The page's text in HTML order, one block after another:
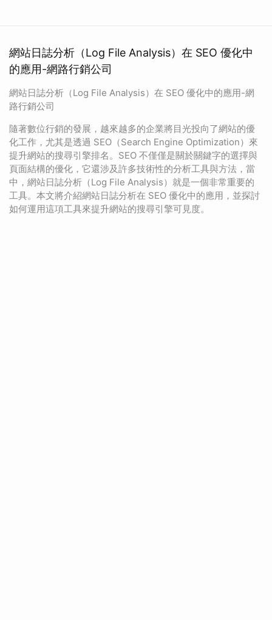
網站日誌分析（Log File Analysis）在 SEO 優化中
的應用-網路行銷公司
網站日誌分析（Log File Analysis）在 SEO 優化中的應用-網
路行銷公司
隨著數位行銷的發展，越來越多的企業將目光投向了網站的優
化工作，尤其是透過 SEO（Search Engine Optimization）來
提升網站的搜尋引擎排名。SEO 不僅僅是關於關鍵字的選擇與
頁面結構的優化，它還涉及許多技術性的分析工具與方法，當
中，網站日誌分析（Log File Analysis）就是一個非常重要的
工具。本文將介紹網站日誌分析在 SEO 優化中的應用，並探討
如何運用這項工具來提升網站的搜尋引擎可見度。